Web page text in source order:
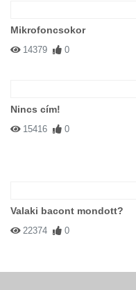
Mikrofoncsokor
14379 0
Nincs cím!
15416 0
Valaki bacont mondott?
22374 0